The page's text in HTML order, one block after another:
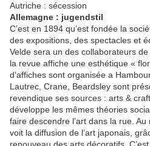
Autriche : sécession
Allemagne : jugendstil
C’est en 1894 qu’est fondée la
des expositions, des spectacles et
Velde sera un des collaborateurs
la revue affiche une esthétique «
d’affiches sont organisée a
Lautrec, Crane, Beardsley sont
revendique ses sources : arts &
développe les mêmes théories
faire descendre l’art dans la rue.
voit la diffusion de l’art japonais,